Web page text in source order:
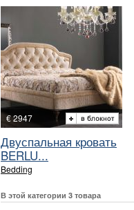
€ 2947
Двуспальная кровать
BERLU...
Bedding
В этой категории 3 товара